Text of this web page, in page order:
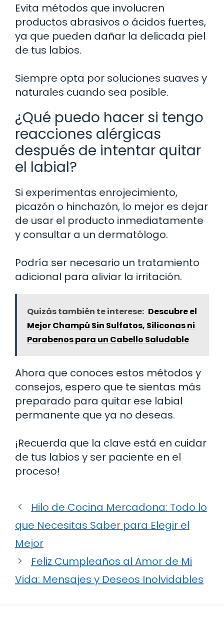
Evita métodos que involucren
productos abrasivos o ácidos fuertes,
ya que pueden dañar la delicada piel
de tus labios.
Siempre opta por soluciones suaves y
naturales cuando sea posible.
¿Qué puedo hacer si tengo
reacciones alérgicas
después de intentar quitar
el labial?
Si experimentas enrojecimiento,
picazón o hinchazón, lo mejor es dejar
de usar el producto inmediatamente
y consultar a un dermatólogo.
Podría ser necesario un tratamiento
adicional para aliviar la irritación.
Quizás también te interese: Descubre el
Mejor Champú Sin Sulfatos, Siliconas ni
Parabenos para un Cabello Saludable
Ahora que conoces estos métodos y
consejos, espero que te sientas más
preparado para quitar ese labial
permanente que ya no deseas.
¡Recuerda que la clave está en cuidar
de tus labios y ser paciente en el
proceso!
Hilo de Cocina Mercadona: Todo lo
que Necesitas Saber para Elegir el
Mejor
Feliz Cumpleaños al Amor de Mi
Vida: Mensajes y Deseos Inolvidables